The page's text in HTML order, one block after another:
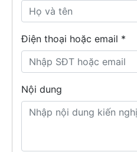
Điện thoại hoặc email *
Nội dung